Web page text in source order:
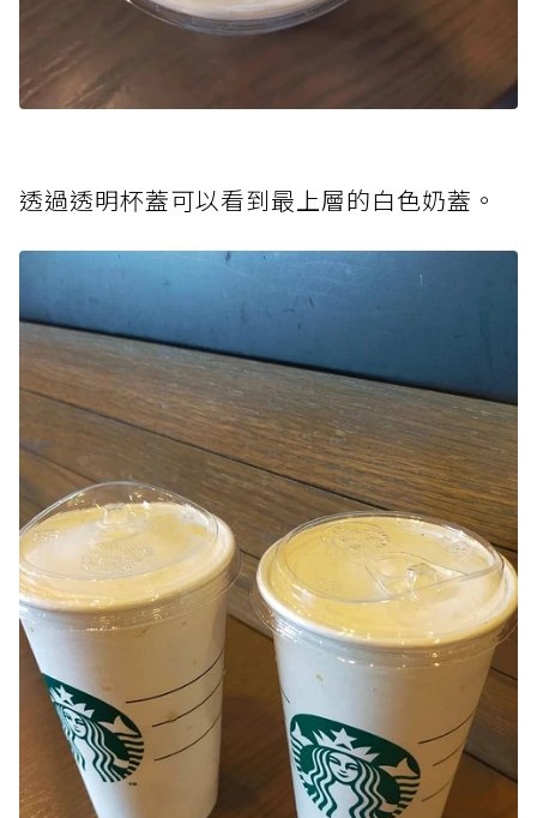
透過透明杯蓋可以看到最上層的白色奶蓋。